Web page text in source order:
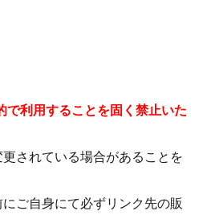
利用することを固く禁止いた
されている場合があることを
ご自身にて必ずリンク先の販